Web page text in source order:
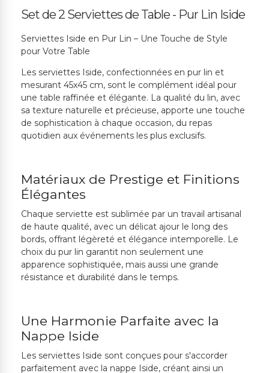
Set de 2 Serviettes de Table - Pur Lin Iside
Serviettes Iside en Pur Lin – Une Touche de Style
pour Votre Table
Les serviettes Iside, confectionnées en pur lin et
mesurant 45x45 cm, sont le complément idéal pour
une table raffinée et élégante. La qualité du lin, avec
sa texture naturelle et précieuse, apporte une touche
de sophistication à chaque occasion, du repas
quotidien aux événements les plus exclusifs.
Matériaux de Prestige et Finitions
Élégantes
Chaque serviette est sublimée par un travail artisanal
de haute qualité, avec un délicat ajour le long des
bords, offrant légèreté et élégance intemporelle. Le
choix du pur lin garantit non seulement une
apparence sophistiquée, mais aussi une grande
résistance et durabilité dans le temps.
Une Harmonie Parfaite avec la
Nappe Iside
Les serviettes Iside sont conçues pour s'accorder
parfaitement avec la nappe Iside, créant ainsi un